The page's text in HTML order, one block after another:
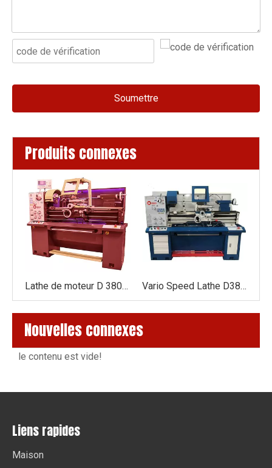
Soumettre
Produits connexes
Lathe de moteur D 380x1000 Vario Speed ​​Lathe D380VX1000
Nouvelles connexes
le contenu est vide!
Liens rapides
Maison